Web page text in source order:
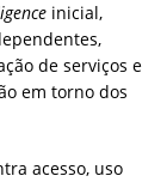
inicial,
de serviços e
em torno dos
acesso, uso